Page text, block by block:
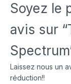
Soyez le
avis sur
Laissez nous un
réduction!!